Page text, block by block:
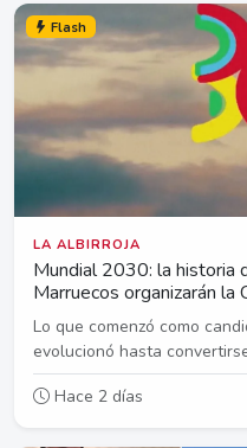
Flash
LA ALBIRROJA
Mundial 2030: la historia
Marruecos organizarán la
Lo que comenzó como
evolucionó hasta
Hace 2 días